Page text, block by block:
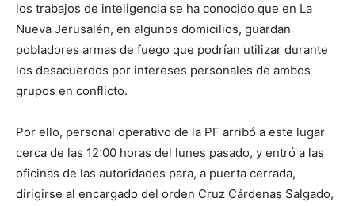
los trabajos de inteligencia se ha conocido que en La
Nueva Jerusalén, en algunos domicilios, guardan
pobladores armas de fuego que podrían utilizar durante
los desacuerdos por intereses personales de ambos
grupos en conflicto.
Por ello, personal operativo de la PF arribó a este lugar
cerca de las 12:00 horas del lunes pasado, y entró a las
oficinas de las autoridades para, a puerta cerrada,
dirigirse al encargado del orden Cruz Cárdenas Salgado,